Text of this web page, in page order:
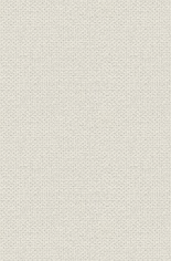
商品;保険
死亡率
死亡率